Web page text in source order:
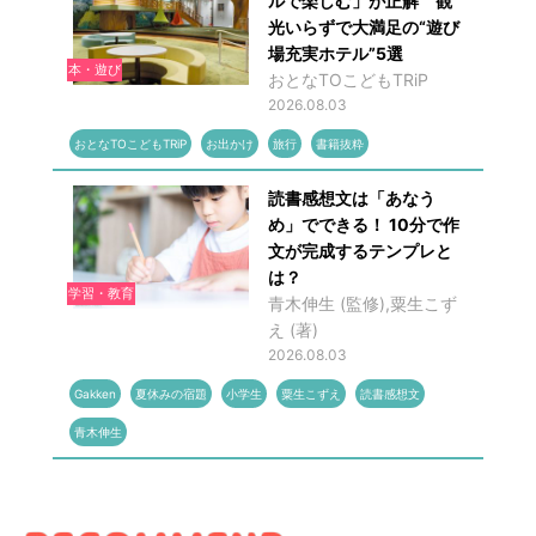
本・遊び
光いらずで大満足の“遊び
場充実ホテル”5選
おとなTOこどもTRiP
2026.08.03
おとなTOこどもTRiP お出かけ 旅行 書籍抜粋
学習・教育
読書感想文は「あなう
め」でできる！ 10分で作
文が完成するテンプレと
は？
青木伸生 (監修),粟生こず
え (著)
2026.08.03
Gakken 夏休みの宿題 小学生 粟生こずえ 読書感想文
青木伸生